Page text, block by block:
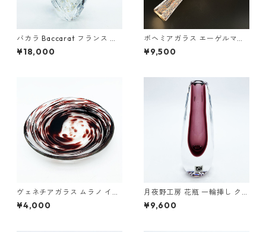
バカラ Baccarat フランス ク
リスタルガラス リゴット ジベ
ルニー 花瓶 フラワーベース 1
¥18,000
ボヘミアガラス エーゲルマン
パネルグラス 卓上ベル 瑠璃 金
彩 ボヘミアン グラス 14.0cm
¥9,500
ヴェネチアガラス ムラノ イタ
リア 皿・オブジェ クリア マー
ブル模様 ベネチアン グラス 幅
¥4,000
月夜野工房 花瓶 一輪挿し クリ
ア グレープ SOMMERSO ソン
メルソ 15.3cm
¥9,600